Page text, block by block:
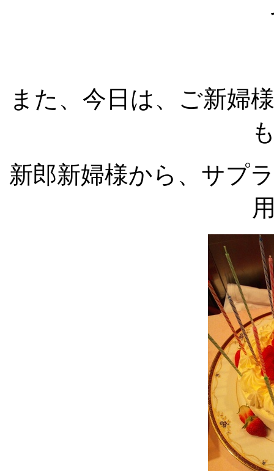
また、今日は、ご新婦
新郎新婦様から、サプ